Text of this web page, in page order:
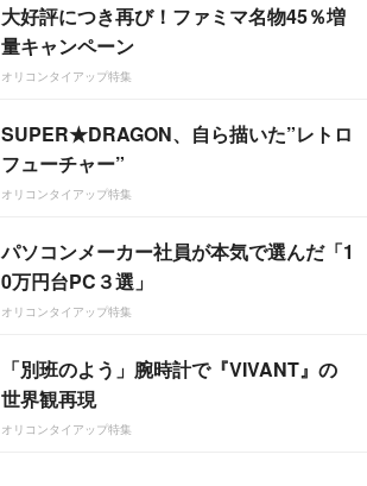
大好評につき再び！ファミマ名物45％増
量キャンペーン
オリコンタイアップ特集
SUPER★DRAGON、自ら描いた”レトロ
フューチャー”
オリコンタイアップ特集
パソコンメーカー社員が本気で選んだ「1
0万円台PC３選」
オリコンタイアップ特集
「別班のよう」腕時計で『VIVANT』の
世界観再現
オリコンタイアップ特集